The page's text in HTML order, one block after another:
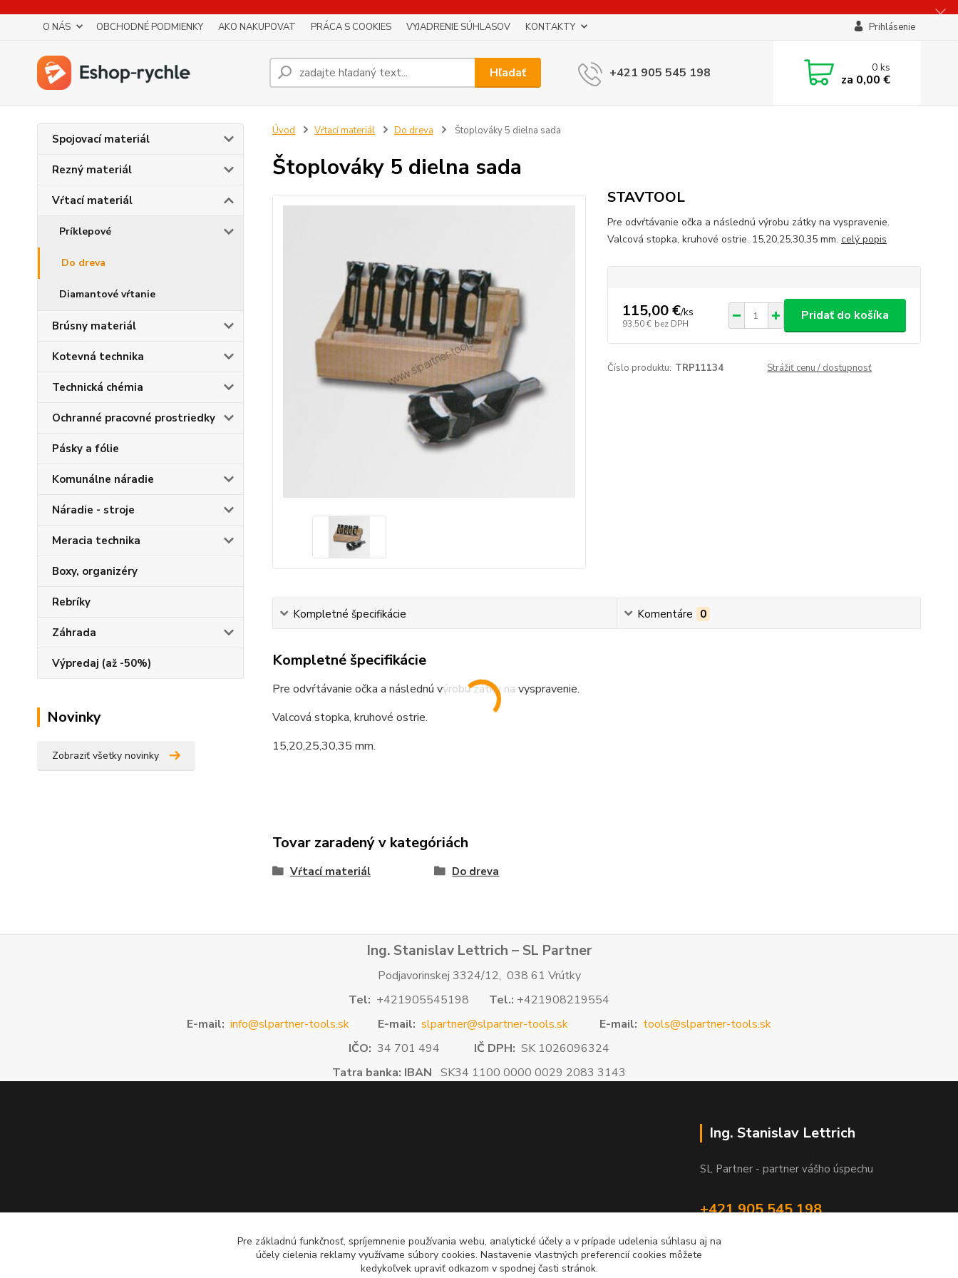
O NÁS OBCHODNÉ PODMIENKY AKO NAKUPOVAT PRÁCA S COOKIES VYJADRENIE SÚHLASOV KONTAKTY Prihlásenie
Hľadať +421 905 545 198 0ks
za 0,00 €
Spojovací materiál
Rezný materiál
Vŕtací materiál
Príklepové
Do dreva
Diamantové vŕtanie
Brúsny materiál
Kotevná technika
Technická chémia
Ochranné pracovné prostriedky
Pásky a fólie
Komunálne náradie
Náradie - stroje
Meracia technika
Boxy, organizéry
Rebríky
Záhrada
Výpredaj (až -50%)
Novinky
Zobraziť všetky novinky
Úvod Vŕtací materiál Do dreva Štoplováky 5 dielna sada
Štoplováky 5 dielna sada
STAVTOOL
Pre odvŕtávanie očka a následnú výrobu zátky na vyspravenie.
Valcová stopka, kruhové ostrie. 15,20,25,30,35 mm. celý popis
115,00 €/ks
93,50 € bez DPH
Pridať do košíka
Číslo produktu: TRP11134 Strážiť cenu / dostupnosť
Kompletné špecifikácie Komentáre 0
Kompletné špecifikácie
Pre odvŕtávanie očka a následnú výrobu zátky na vyspravenie.
Valcová stopka, kruhové ostrie.
15,20,25,30,35 mm.
Tovar zaradený v kategóriách
Vŕtací materiál Do dreva
Ing. Stanislav Lettrich – SL Partner
Podjavorinskej 3324/12, 038 61 Vrútky
Tel: +421905545198 Tel.: +421908219554
E-mail: info@slpartner-tools.sk E-mail: slpartner@slpartner-tools.sk E-mail: tools@slpartner-tools.sk
IČO: 34 701 494 IČ DPH: SK 1026096324
Tatra banka: IBAN SK34 1100 0000 0029 2083 3143
Ing. Stanislav Lettrich
SL Partner - partner vášho úspechu
+421 905 545 198
Pre základnú funkčnosť, spríjemnenie používania webu, analytické účely a v prípade udelenia súhlasu aj na
účely cielenia reklamy využívame súbory cookies. Nastavenie vlastných preferencií cookies môžete
kedykoľvek upraviť odkazom v spodnej časti stránok.